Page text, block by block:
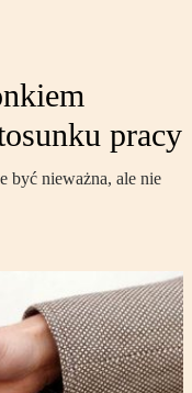
pracy
być nieważna, ale nie